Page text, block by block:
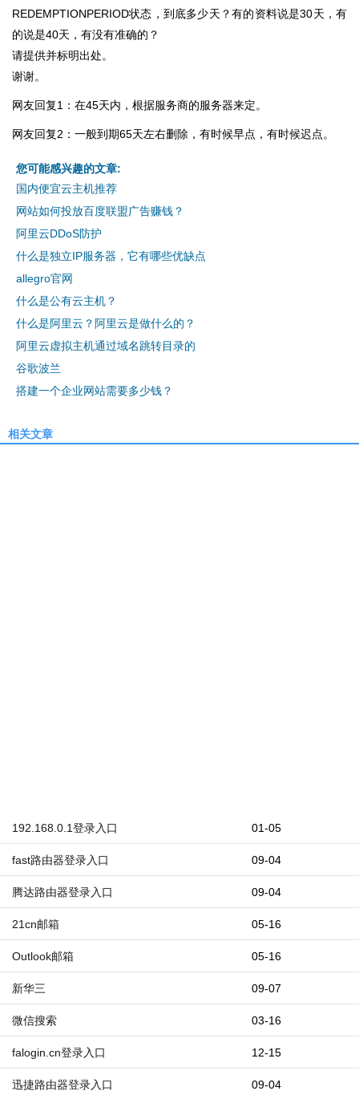
REDEMPTIONPERIOD状态，到底多少天？有的资料说是30天，有
的说是40天，有没有准确的？
请提供并标明出处。
谢谢。
网友回复1：在45天内，根据服务商的服务器来定。
网友回复2：一般到期65天左右删除，有时候早点，有时候迟点。
您可能感兴趣的文章:
国内便宜云主机推荐
网站如何投放百度联盟广告赚钱？
阿里云DDoS防护
什么是独立IP服务器，它有哪些优缺点
allegro官网
什么是公有云主机？
什么是阿里云？阿里云是做什么的？
阿里云虚拟主机通过域名跳转目录的
谷歌波兰
搭建一个企业网站需要多少钱？
相关文章
01-05
192.168.0.1登录入口
09-04
fast路由器登录入口
09-04
腾达路由器登录入口
05-16
21cn邮箱
05-16
Outlook邮箱
09-07
新华三
03-16
微信搜索
12-15
falogin.cn登录入口
09-04
迅捷路由器登录入口